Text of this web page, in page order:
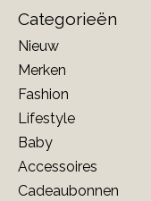
Categorieën
Nieuw
Merken
Fashion
Lifestyle
Baby
Accessoires
Cadeaubonnen